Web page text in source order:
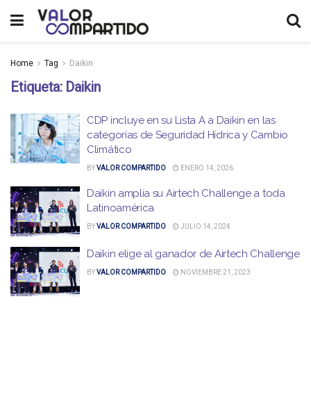
Home Tag Daikin
Etiqueta: Daikin
CDP incluye en su Lista A a Daikin en las
categorías de Seguridad Hídrica y Cambio
Climático
BYVALOR COMPARTIDO ENERO 14, 2026
Daikin amplía su Airtech Challenge a toda
Latinoamérica
BYVALOR COMPARTIDO JULIO 14, 2024
Daikin elige al ganador de Airtech Challenge
BYVALOR COMPARTIDO NOVIEMBRE 21, 2023